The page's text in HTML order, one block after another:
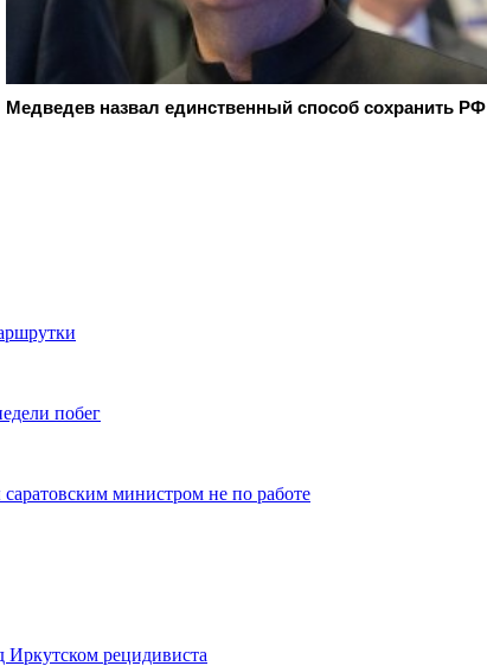
Медведев назвал единственный способ сохранить РФ
побег
министром не по работе
Иркутском рецидивиста